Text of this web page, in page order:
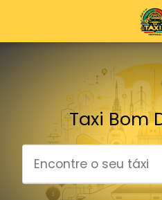
Taxi Bom